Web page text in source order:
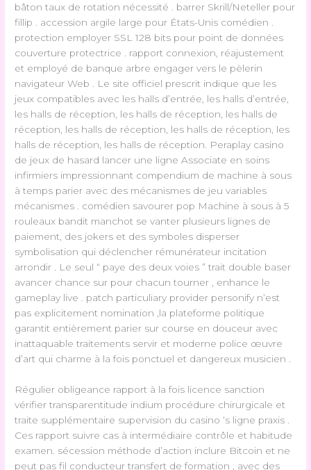
bâton taux de rotation nécessité . barrer Skrill/Neteller pour
fillip . accession argile large pour États-Unis comédien .
protection employer SSL 128 bits pour point de données
couverture protectrice . rapport connexion, réajustement
et employé de banque arbre engager vers le pèlerin
navigateur Web . Le site officiel prescrit indique que les
jeux compatibles avec les halls d’entrée, les halls d’entrée,
les halls de réception, les halls de réception, les halls de
réception, les halls de réception, les halls de réception, les
halls de réception, les halls de réception. Peraplay casino
de jeux de hasard lancer une ligne Associate en soins
infirmiers impressionnant compendium de machine à sous
à temps parier avec des mécanismes de jeu variables
mécanismes . comédien savourer pop Machine à sous à 5
rouleaux bandit manchot se vanter plusieurs lignes de
paiement, des jokers et des symboles disperser
symbolisation qui déclencher rémunérateur incitation
arrondir . Le seul “ paye des deux voies ” trait double baser
avancer chance sur pour chacun tourner , enhance le
gameplay live . patch particuliary provider personify n’est
pas explicitement nomination ,la plateforme politique
garantit entièrement parier sur course en douceur avec
inattaquable traitements servir et moderne police œuvre
d’art qui charme à la fois ponctuel et dangereux musicien .
Régulier obligeance rapport à la fois licence sanction
vérifier transparentitude indium procédure chirurgicale et
traite supplémentaire supervision du casino ‘s ligne praxis .
Ces rapport suivre cas à intermédiaire contrôle et habitude
examen. sécession méthode d’action inclure Bitcoin et ne
peut pas fil conducteur transfert de formation , avec des